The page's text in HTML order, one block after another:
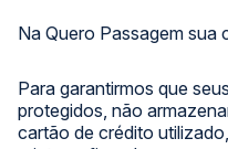
Na Quero Passagem sua
Para garantirmos que
protegidos, não
cartão de crédito